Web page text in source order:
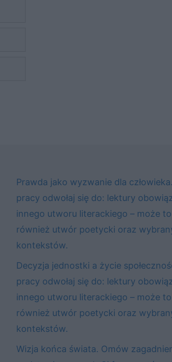
Prawda jako wyzwanie dla
pracy odwołaj się do: lektury
innego utworu literackiego – może
również utwór poetycki oraz
kontekstów.
Decyzja jednostki a życie
pracy odwołaj się do: lektury
innego utworu literackiego – może
również utwór poetycki oraz
kontekstów.
Wizja końca świata. Omów